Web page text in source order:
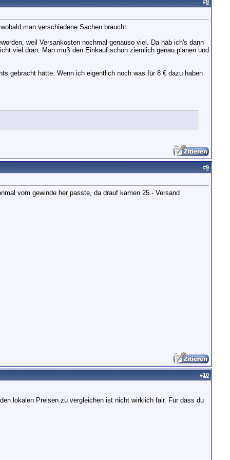
#8
man verschiedene Sachen braucht.
weil Versankosten nochmal genauso viel. Da hab ich's dann
viel dran. Man muß den Einkauf schon ziemlich genau planen und
gebracht hätte. Wenn ich eigentlich noch was für 8 € dazu haben
#9
vom gewinde her passte, da drauf kamen 25.- Versand
#10
lokalen Preisen zu vergleichen ist nicht wirklich fair. Für dass du